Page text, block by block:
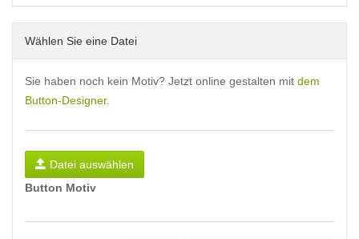
Wählen Sie eine Datei
Sie haben noch kein Motiv? Jetzt online gestalten mit dem
Button-Designer.
Datei auswählen
Button Motiv